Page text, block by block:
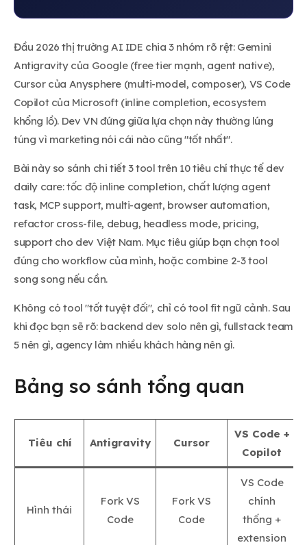
Đầu 2026 thị trường AI IDE chia 3 nhóm rõ rệt: Gemini
Antigravity của Google (free tier mạnh, agent native),
Cursor của Anysphere (multi-model, composer), VS Code
Copilot của Microsoft (inline completion, ecosystem
khổng lồ). Dev VN đứng giữa lựa chọn này thường lúng
túng vì marketing nói cái nào cũng "tốt nhất".
Bài này so sánh chi tiết 3 tool trên 10 tiêu chí thực tế dev
daily care: tốc độ inline completion, chất lượng agent
task, MCP support, multi-agent, browser automation,
refactor cross-file, debug, headless mode, pricing,
support cho dev Việt Nam. Mục tiêu giúp bạn chọn tool
đúng cho workflow của mình, hoặc combine 2-3 tool
song song nếu cần.
Không có tool "tốt tuyệt đối", chỉ có tool fit ngữ cảnh. Sau
khi đọc bạn sẽ rõ: backend dev solo nên gì, fullstack team
5 nên gì, agency làm nhiều khách hàng nên gì.
Bảng so sánh tổng quan
Tiêu chí Antigravity Cursor
VS Code +
Copilot
Hình thái
Fork VS
Code
Fork VS
Code
VS Code
chính
thống +
extension